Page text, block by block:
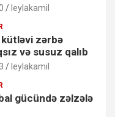
leylakamil
kütləvi zərbə
və susuz qalıb
leylakamil
gücündə zəlzələ